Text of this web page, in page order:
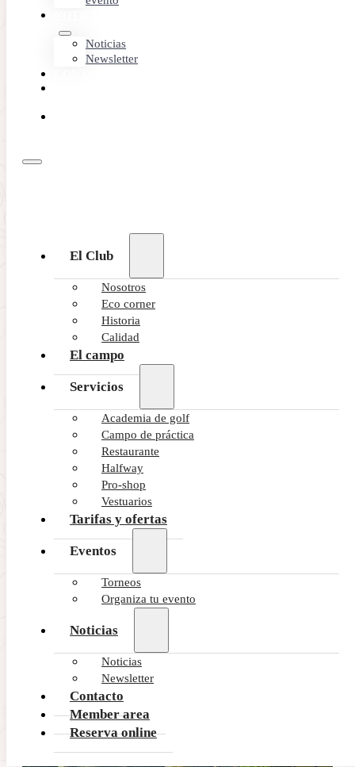
Noticias
Newsletter
El Club
Nosotros
Eco corner
Historia
Calidad
El campo
Servicios
Academia de golf
Campo de práctica
Restaurante
Halfway
Pro-shop
Vestuarios
Tarifas y ofertas
Eventos
Torneos
Organiza tu evento
Noticias
Noticias
Newsletter
Contacto
Member area
Reserva online